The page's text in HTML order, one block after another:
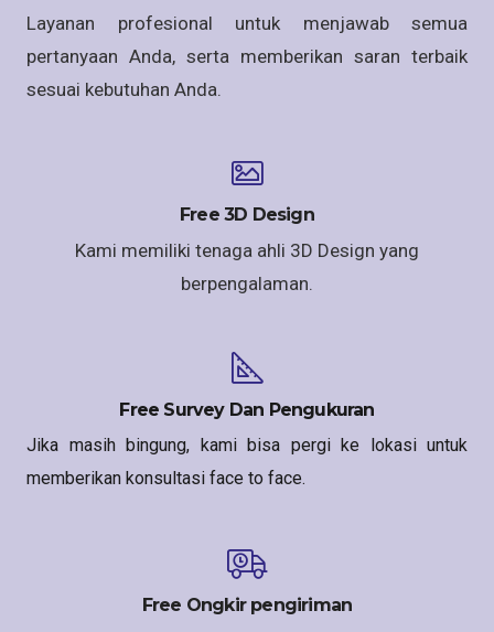
Layanan profesional untuk menjawab semua
pertanyaan Anda, serta memberikan saran terbaik
sesuai kebutuhan Anda.
Free 3D Design
Kami memiliki tenaga ahli 3D Design yang
berpengalaman.
Free Survey Dan Pengukuran
Jika masih bingung, kami bisa pergi ke lokasi untuk
memberikan konsultasi face to face.
Free Ongkir pengiriman